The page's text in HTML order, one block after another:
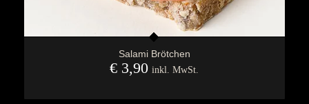
Salami Brötchen
€ 3,90 inkl. MwSt.